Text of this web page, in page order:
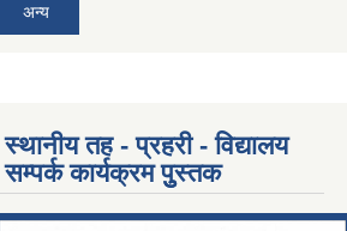
अन्य
स्थानीय तह - प्रहरी - विद्यालय
सम्पर्क कार्यक्रम पुुस्तक